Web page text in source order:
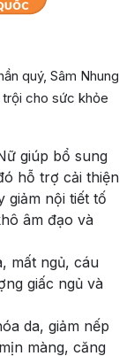
quý, Sâm Nhung
cho sức khỏe
giúp bổ sung
hỗ trợ cải thiện
giảm nội tiết tố
âm đạo và
mất ngủ, cáu
giấc ngủ và
da, giảm nếp
màng, căng